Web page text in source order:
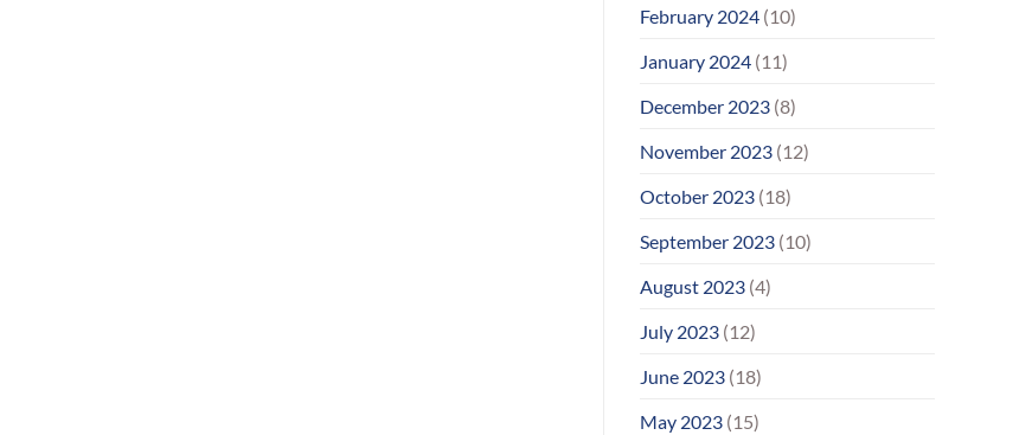
February 2024 (10)
January 2024 (11)
December 2023 (8)
November 2023 (12)
October 2023 (18)
September 2023 (10)
August 2023 (4)
July 2023 (12)
June 2023 (18)
May 2023 (15)